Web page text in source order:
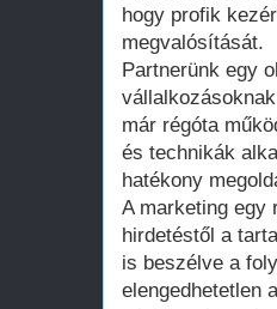
hogy profik
megvalósítását.
Partnerünk egy
már régóta
és technikák
hatékony
A marketing egy
hirdetéstől a
is beszélve a
elengedhetetlen